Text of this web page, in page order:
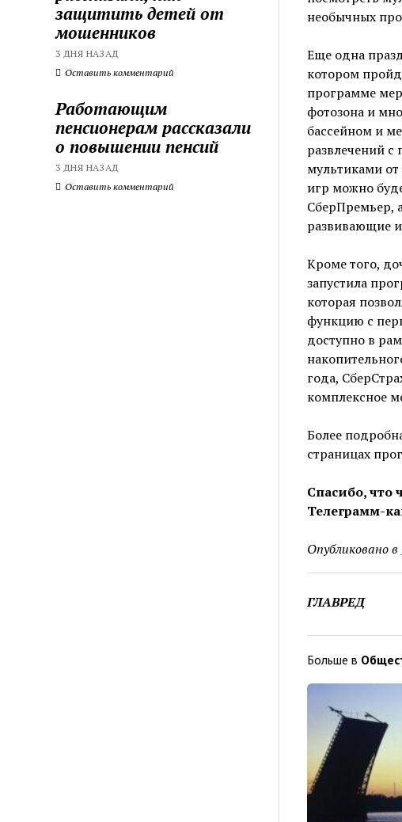
защитить детей от
мошенников
3 ДНЯ НАЗАД
Оставить комментарий
Работающим
пенсионерам рассказали
о повышении пенсий
3 ДНЯ НАЗАД
Оставить комментарий
необычных
Еще одна
котором
программе
фотозона и
бассейном и
развлечений
мультиками
игр можно
СберПремьер,
развивающие
Кроме того,
запустила
которая
функцию с
доступно в
года,
комплексное
Более
страницах
Спасибо, что
Телеграмм-
Опубликовано в
ГЛАВРЕД
Больше в